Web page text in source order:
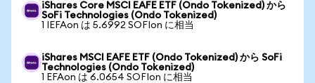
iShares Core MSCI EAFE ETF (Ondo Tokenized) から
SoFi Technologies (Ondo Tokenized)
1 IEFAon は 5.6992 SOFIon に相当
iShares MSCI EAFE ETF (Ondo Tokenized) から SoFi
Technologies (Ondo Tokenized)
1 EFAon は 6.0654 SOFIon に相当